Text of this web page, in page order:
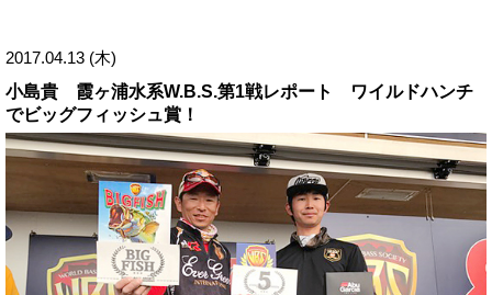
2017.04.13 (木)
小島貴 霞ヶ浦水系W.B.S.第1戦レポート ワイルドハンチ
でビッグフィッシュ賞！